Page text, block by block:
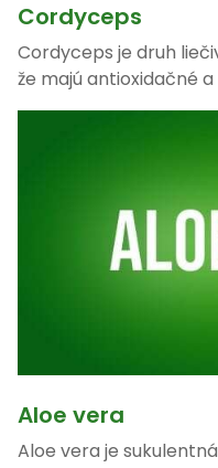
Cordyceps
Cordyceps je druh
že majú antioxidačné
Aloe vera
Aloe vera je